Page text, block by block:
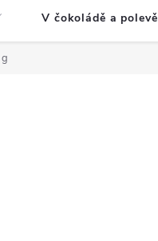
V čokoládě a polevě